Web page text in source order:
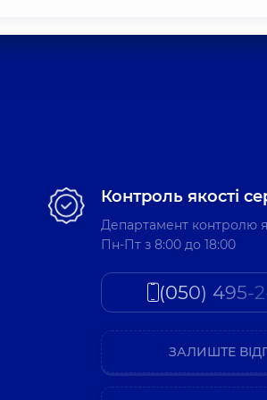
Контроль якості
Департамент контролю
Пн-Пт з 8:00 до 18:00
(050) 495-
ЗАЛИШТЕ